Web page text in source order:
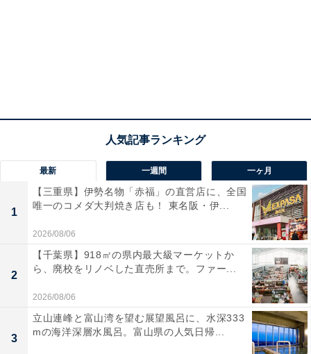
最新 一週間 一ヶ月
1
【三重県】伊勢名物「赤福」の直営店に、全国
唯一のコメダ大判焼き店も！ 東名阪・伊...
2026/08/06
2
【千葉県】918㎡の県内最大級マーケットか
ら、廃校をリノベした直売所まで。ファー...
2026/08/06
3
立山連峰と富山湾を望む展望風呂に、水深333
mの海洋深層水風呂。富山県の人気日帰...